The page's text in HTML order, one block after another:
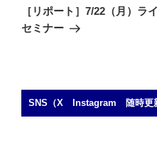
ー
シ
の
投
［リポート］7/22（月）ラ
セミナー
SNS（X Instagram 随時更